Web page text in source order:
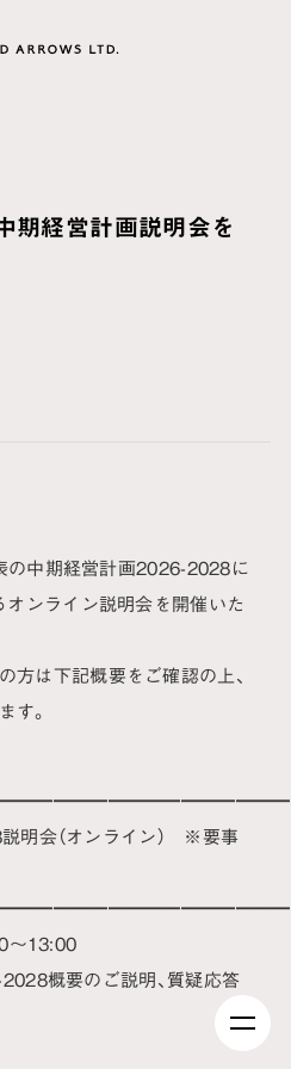
期経営計画説明会を
中期経営計画2026-2028に
オンライン説明会を開催いた
方は下記概要をご確認の上、
す。
明会（オンライン） ※要事
～13:00
概要のご説明、質疑応答